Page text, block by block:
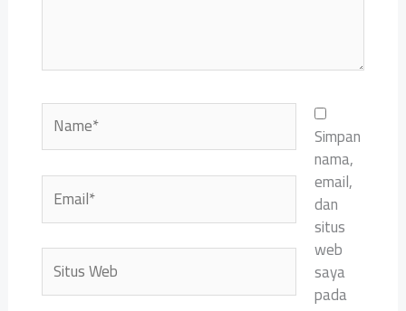
Name*
Email*
Situs
Web
Simpan
nama,
email,
dan
situs
web
saya
pada